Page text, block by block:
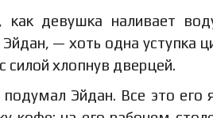
как девушка наливает
— хоть одна уступка
хлопнув дверцей.
Эйдан. Все это